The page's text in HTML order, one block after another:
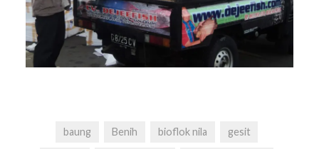
baung Benih bioflok nila gesit